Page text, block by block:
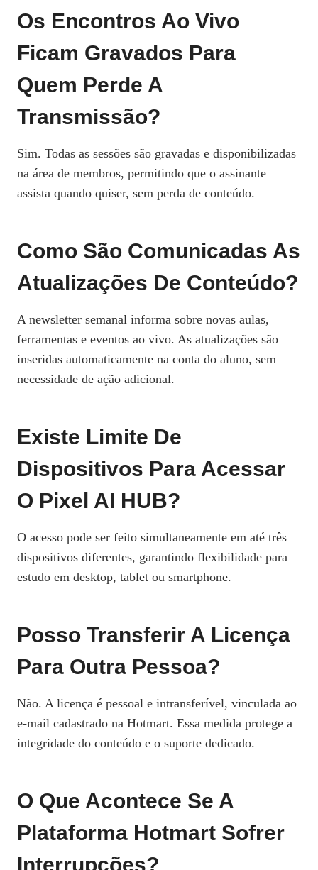
Os Encontros Ao Vivo
Ficam Gravados Para
Quem Perde A
Transmissão?
Sim. Todas as sessões são gravadas e disponibilizadas
na área de membros, permitindo que o assinante
assista quando quiser, sem perda de conteúdo.
Como São Comunicadas As
Atualizações De Conteúdo?
A newsletter semanal informa sobre novas aulas,
ferramentas e eventos ao vivo. As atualizações são
inseridas automaticamente na conta do aluno, sem
necessidade de ação adicional.
Existe Limite De
Dispositivos Para Acessar
O Pixel AI HUB?
O acesso pode ser feito simultaneamente em até três
dispositivos diferentes, garantindo flexibilidade para
estudo em desktop, tablet ou smartphone.
Posso Transferir A Licença
Para Outra Pessoa?
Não. A licença é pessoal e intransferível, vinculada ao
e‑mail cadastrado na Hotmart. Essa medida protege a
integridade do conteúdo e o suporte dedicado.
O Que Acontece Se A
Plataforma Hotmart Sofrer
Interrupções?